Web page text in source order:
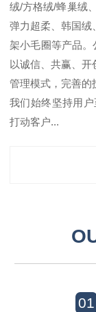
绒/方格绒/蜂巢绒
弹力超柔、韩国绒
架小毛圈等产品。
以诚信、共赢、
管理模式，完善的
我们始终坚持用
打动客户...
01